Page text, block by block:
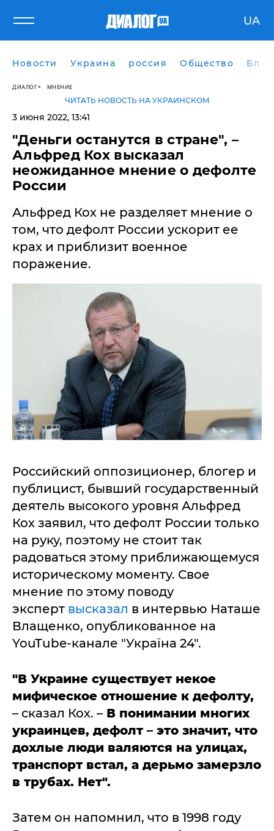
UA
Новости Украина россия Общество
ДИАЛОГ МНЕНИЕ
ЧИТАТЬ НОВОСТЬ НА УКРАИНСКОМ
3 июня 2022, 13:41
"Деньги останутся в стране", –
Альфред Кох высказал
неожиданное мнение о дефолте
России
Альфред Кох не разделяет мнение о
том, что дефолт России ускорит ее
крах и приблизит военное
поражение.
Российский оппозиционер, блогер и
публицист, бывший государственный
деятель высокого уровня Альфред
Кох заявил, что дефолт России только
на руку, поэтому не стоит так
радоваться этому приближающемуся
историческому моменту. Свое
мнение по этому поводу
эксперт высказал в интервью Наташе
Влащенко, опубликованное на
YouTube-канале "Україна 24".
"В Украине существует некое
мифическое отношение к дефолту,
– сказал Кох. – В понимании многих
украинцев, дефолт – это значит, что
дохлые люди валяются на улицах,
транспорт встал, а дерьмо замерзло
в трубах. Нет".
Затем он напомнил, что в 1998 году